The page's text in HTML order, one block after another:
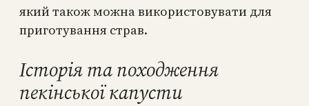
який також можна використовувати для
приготування страв.
Історія та походження
пекінської капусти